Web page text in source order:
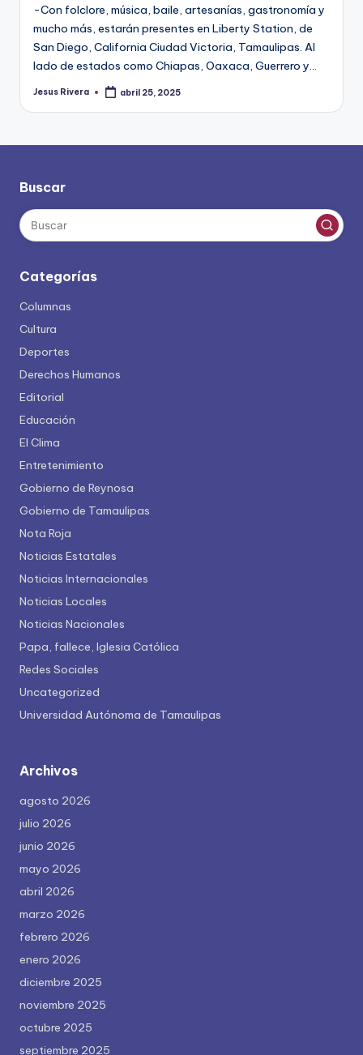
-Con folclore, música, baile, artesanías, gastronomía y
mucho más, estarán presentes en Liberty Station, de
San Diego, California Ciudad Victoria, Tamaulipas. Al
lado de estados como Chiapas, Oaxaca, Guerrero y…
Publicado
Jesus Rivera abril 25, 2025
Buscar
Categorías
Columnas
Cultura
Deportes
Derechos Humanos
Editorial
Educación
El Clima
Entretenimiento
Gobierno de Reynosa
Gobierno de Tamaulipas
Nota Roja
Noticias Estatales
Noticias Internacionales
Noticias Locales
Noticias Nacionales
Papa, fallece, Iglesia Católica
Redes Sociales
Uncategorized
Universidad Autónoma de Tamaulipas
Archivos
agosto 2026
julio 2026
junio 2026
mayo 2026
abril 2026
marzo 2026
febrero 2026
enero 2026
diciembre 2025
noviembre 2025
octubre 2025
septiembre 2025